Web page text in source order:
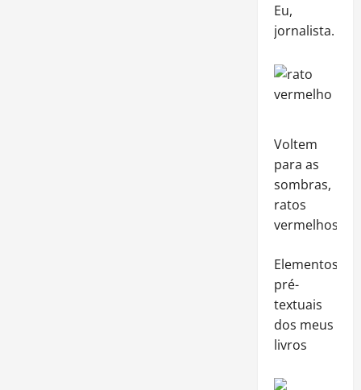
Eu,
jornalista.
Voltem
para as
sombras,
ratos
vermelhos!
Elementos
pré-
textuais
dos meus
livros